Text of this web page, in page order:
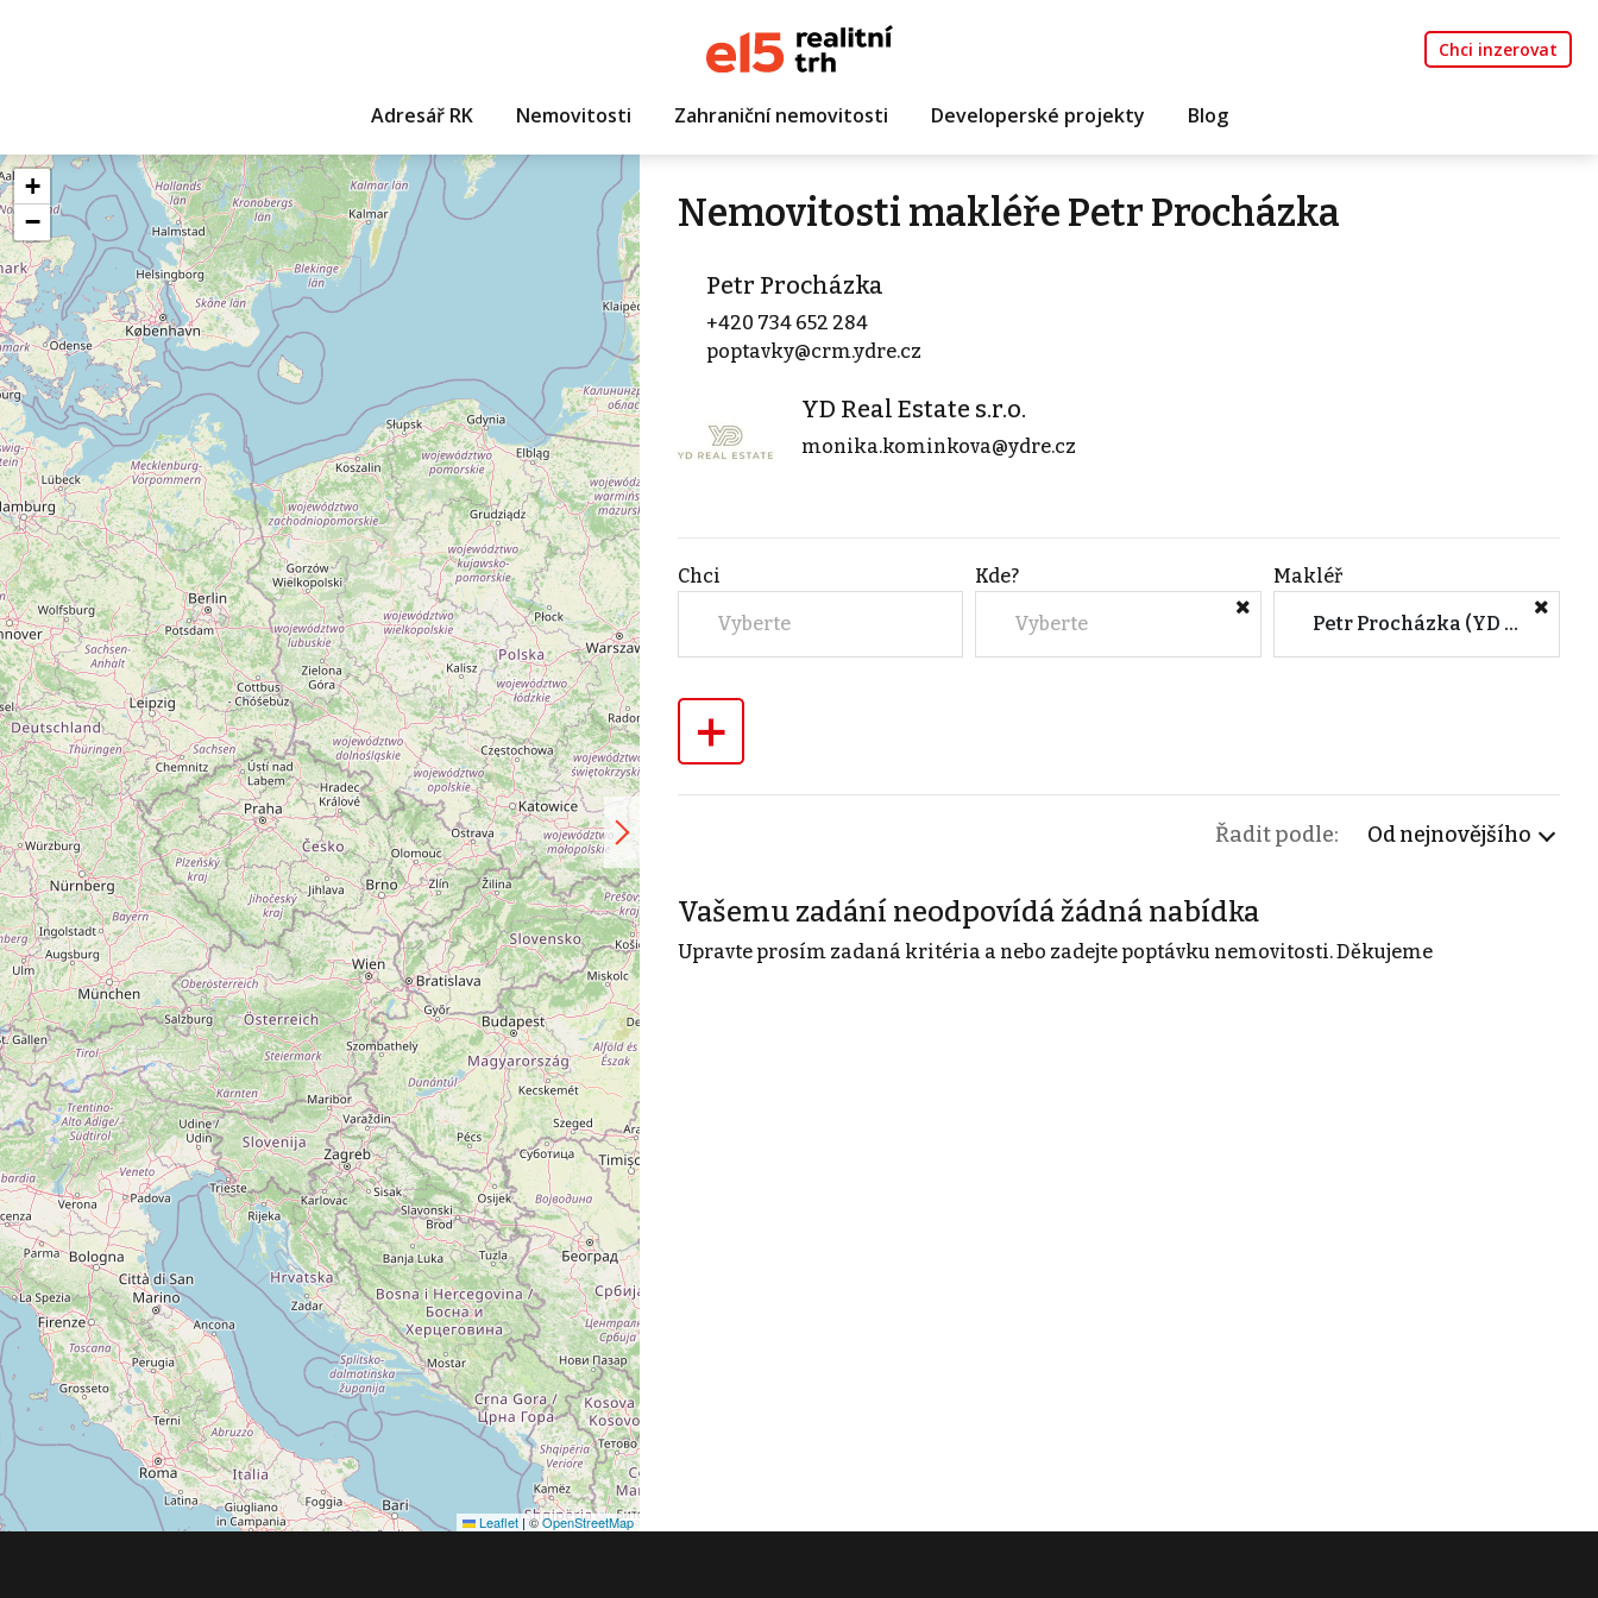
Chci inzerovat
Adresář RK Nemovitosti Zahraniční nemovitosti Developerské projekty Blog
+
−
Leaflet |©OpenStreetMap
Nemovitosti makléře Petr Procházka
Petr Procházka
+420 734 652 284
poptavky@crm.ydre.cz
YD Real Estate s.r.o.
monika.kominkova@ydre.cz
Chci
Vyberte
Kde?
Vyberte
Makléř
Petr Procházka (YD Real Estate s.r.o.)
+
Řadit podle: Od nejnovějšího
Vašemu zadání neodpovídá žádná nabídka
Upravte prosím zadaná kritéria a nebo zadejte poptávku nemovitosti. Děkujeme